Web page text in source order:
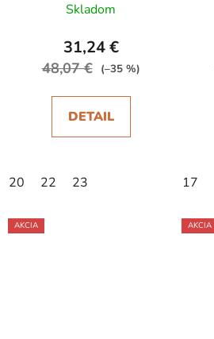
Skladom
31,24 €
48,07 € (–35 %)
DETAIL
20 22 23 17
AKCIA AKCIA